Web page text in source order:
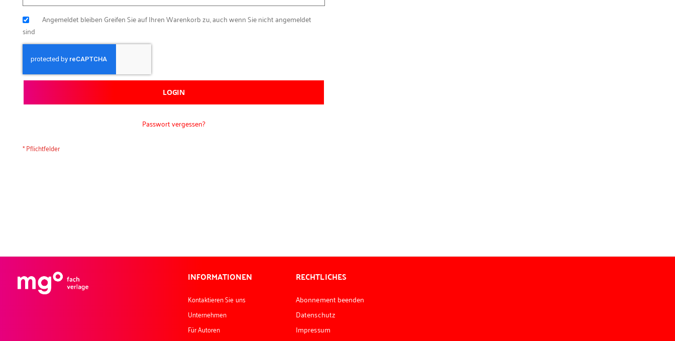
Angemeldet bleiben Greifen Sie auf Ihren Warenkorb zu, auch wenn Sie nicht angemeldet
sind
LOGIN
Passwort vergessen?
INFORMATIONEN
Kontaktieren Sie uns
Unternehmen
Für Autoren
RECHTLICHES
Abonnement beenden
Datenschutz
Impressum